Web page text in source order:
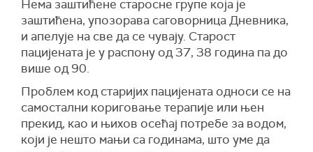
Нема заштићене старосне групе која је
заштићена, упозорава саговорница Дневника,
и апелује на све да се чувају. Старост
пацијената је у распону од 37, 38 година па до
више од 90.
Проблем код старијих пацијената односи се на
самостални кориговање терапије или њен
прекид, као и њихов осећај потребе за водом,
који је нешто мањи са годинама, што уме да